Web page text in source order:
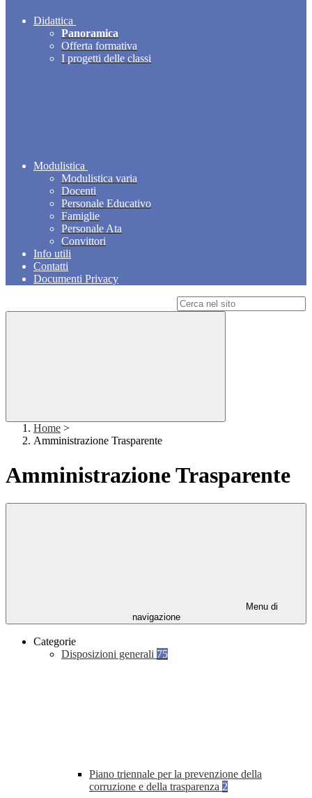
Didattica
Panoramica
Offerta formativa
I progetti delle classi
Modulistica
Modulistica varia
Docenti
Personale Educativo
Famiglie
Personale Ata
Convittori
Info utili
Contatti
Documenti Privacy
Home >
Amministrazione Trasparente
Amministrazione Trasparente
Menu di
navigazione
Categorie
Disposizioni generali 75
Piano triennale per la prevenzione della
corruzione e della trasparenza 2